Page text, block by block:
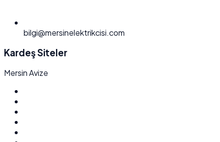
bilgi@mersinelektrikcisi.com
Kardeş Siteler
Mersin Avize